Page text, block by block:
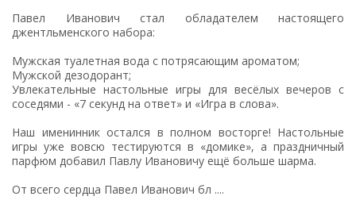
Павел Иванович стал обладателем настоящего
джентльменского набора:
Мужская туалетная вода с потрясающим ароматом;
Мужской дезодорант;
Увлекательные настольные игры для весёлых вечеров с
соседями - «7 секунд на ответ» и «Игра в слова».
Наш именинник остался в полном восторге! Настольные
игры уже вовсю тестируются в «домике», а праздничный
парфюм добавил Павлу Ивановичу ещё больше шарма.
От всего сердца Павел Иванович бл ....